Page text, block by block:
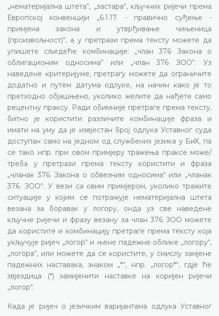
„нематеријална штета“, „застара“, кључних ријечи према
Европској конвенцији „6.1.17. - правично суђење -
примјена закона и утврђивање чињеница
(произвољност)“, а у претрази према тексту можете да
упишете сљедеће комбинације: „члан 376 Закона о
облигационим односима“ или „члан 376 ЗОО“. Уз
наведене критеријуме, претрагу можете да ограничите
додатно и путем датума одлуке, на начин како је то
претходно објашњено, уколико желите да нађете само
рецентну праксу. Ради обимније претраге према тексту,
битно је користити различите комбинације фраза и
имати на уму да је извјестан број одлука Уставног суда
доступан само на једном од службених језика у БиХ, па
се тако нпр. при овом примјеру тражења праксе може/
треба у претрази према тексту користити и фраза
„чланак 376. Закона о обвезним односима“ или „чланак
376. ЗОО“. У вези са овим примјером, уколико тражите
ситуације у којим се потражује нематеријална штета
везана за боравак у логору, онда уз све наведене
кључне ријечи и фразу везану за члан 376 ЗОО можете
да користите и комбинацију претраге према тексту која
укључује ријеч „логор“ и њене падежне облике „логору“,
„логора“, или можете да се користите, у смислу замјене
падежних наставака, знаком „*“, нпр. „логор*“, гдје ће
звјездица (*) замијенити наставке на коријен ријечи
„логор“.
Када је ријеч о језичким варијантама одлука Уставног